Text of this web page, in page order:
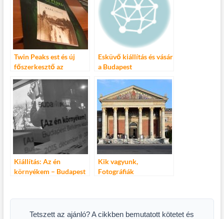
Twin Peaks est és új
főszerkesztő az
Esküvő kiállítás és vásár
a Budapest
Kiállítás: Az én
környékem – Budapest
Kik vagyunk,
Fotográfiák
Tetszett az ajánló? A cikkben bemutatott kötetet és